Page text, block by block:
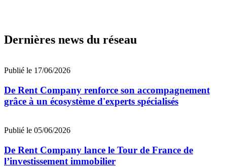
Dernières news du réseau
Publié le 17/06/2026
De Rent Company renforce son accompagnement
grâce à un écosystème d'experts spécialisés
Publié le 05/06/2026
De Rent Company lance le Tour de France de
l’investissement immobilier